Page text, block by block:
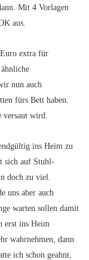
Mit 4 Vorlagen
aus.
extra für
nun auch
fürs Bett haben.
versaut wird.
ins Heim zu
sich auf Stuhl-
doch zu viel.
uns aber auch
warten sollen damit
erst ins Heim
wahrnehmen, dann
ich schon geahnt,